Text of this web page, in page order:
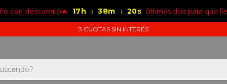
con descuento🔥 17h : 38m : 20s Últimos días para que
3 CUOTAS SIN INTERÉS